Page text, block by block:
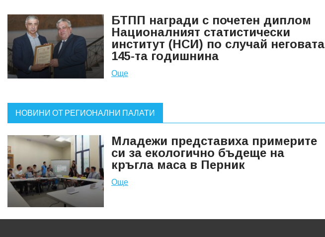
БТПП награди с почетен диплом
Националният статистически
институт (НСИ) по случай неговата
145-та годишнина
Още
НОВИНИ ОТ РЕГИОНАЛНИ ПАЛАТИ
Младежи представиха примерите
си за екологично бъдеще на
кръгла маса в Перник
Още